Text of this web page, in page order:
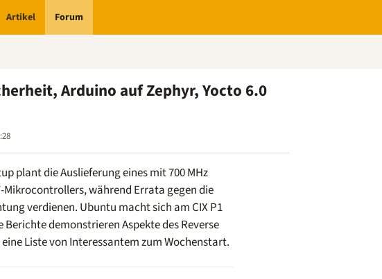
Artikel Forum
Arduino auf Zephyr, Yocto 6.0
plant die Auslieferung eines mit 700 MHz
Mikrocontrollers, während Errata gegen die
verdienen. Ubuntu macht sich am CIX P1
Berichte demonstrieren Aspekte des Reverse
Liste von Interessantem zum Wochenstart.